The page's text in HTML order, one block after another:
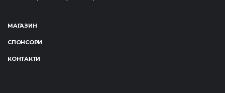
МАГАЗИН
СПОНСОРИ
КОНТАКТИ